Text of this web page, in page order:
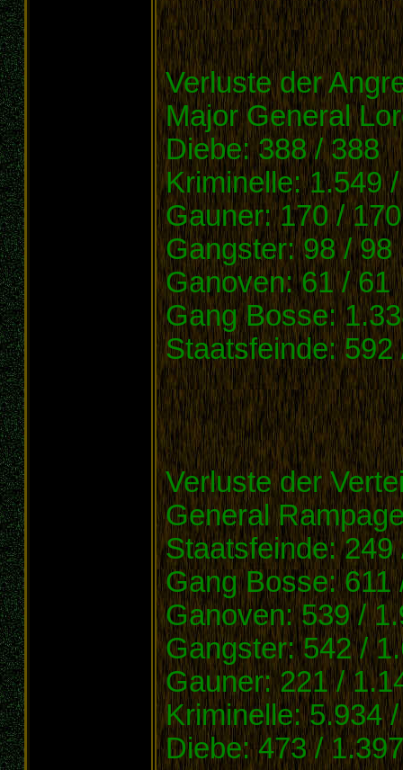
Verluste der
Major General
Diebe: 388 / 388
Kriminelle: 1.549
Gauner: 170 / 170
Gangster: 98 / 98
Ganoven: 61 / 61
Gang Bosse:
Staatsfeinde: 592
Verluste der
General
Staatsfeinde: 249
Gang Bosse: 611
Ganoven: 539 /
Gangster: 542 /
Gauner: 221 /
Kriminelle: 5.934
Diebe: 473 / 1.397